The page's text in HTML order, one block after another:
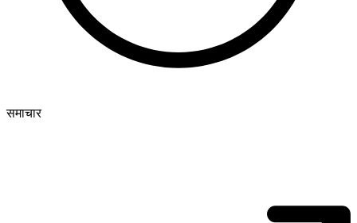
समाचार